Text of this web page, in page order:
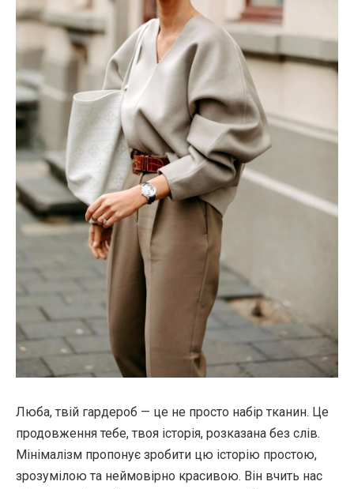
Люба, твій гардероб — це не просто набір тканин. Це
продовження тебе, твоя історія, розказана без слів.
Мінімалізм пропонує зробити цю історію простою,
зрозумілою та неймовірно красивою. Він вчить нас